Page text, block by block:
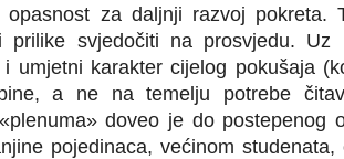
opasnost za daljnji razvoj pokreta.
prilike svjedočiti na prosvjedu. Uz
i umjetni karakter cijelog pokušaja
a ne na temelju potrebe
doveo je do postepenog
pojedinaca, većinom